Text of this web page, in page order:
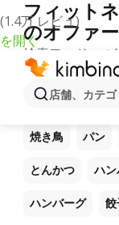
(1.4万 レビュ)
を開く
店舗、カテゴ
フィット
のオファー
検索ワードへの
他のお気
ラーメン コー
焼き鳥 パン
とんかつ ハン
ハンバーグ 餃